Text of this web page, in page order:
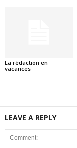
La rédaction en
vacances
LEAVE A REPLY